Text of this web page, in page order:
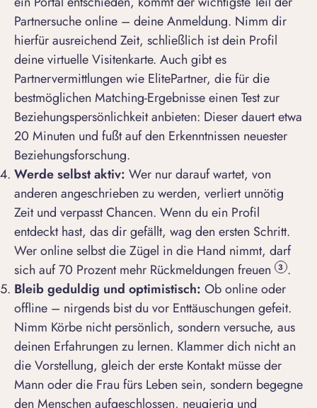
Partnersuche online – deine Anmeldung. Nimm dir
hierfür ausreichend Zeit, schließlich ist dein Profil
deine virtuelle Visitenkarte. Auch gibt es
Partnervermittlungen wie ElitePartner, die für die
bestmöglichen Matching-Ergebnisse einen Test zur
Beziehungspersönlichkeit anbieten: Dieser dauert etwa
20 Minuten und fußt auf den Erkenntnissen neuester
Beziehungsforschung.
Werde selbst aktiv: Wer nur darauf wartet, von
anderen angeschrieben zu werden, verliert unnötig
Zeit und verpasst Chancen. Wenn du ein Profil
entdeckt hast, das dir gefällt, wag den ersten Schritt.
Wer online selbst die Zügel in die Hand nimmt, darf
sich auf 70 Prozent mehr Rückmeldungen freuen
3 .
Bleib geduldig und optimistisch: Ob online oder
offline – nirgends bist du vor Enttäuschungen gefeit.
Nimm Körbe nicht persönlich, sondern versuche, aus
deinen Erfahrungen zu lernen. Klammer dich nicht an
die Vorstellung, gleich der erste Kontakt müsse der
Mann oder die Frau fürs Leben sein, sondern begegne
den Menschen aufgeschlossen, neugierig und